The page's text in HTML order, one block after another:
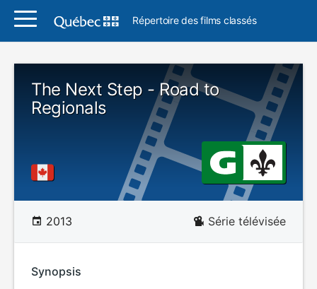
Répertoire des films classés
The Next Step - Road to
Regionals
2013 Série télévisée
Synopsis